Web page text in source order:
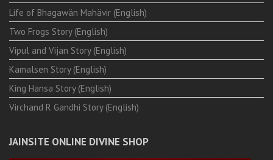
Life of Bhagawän Mahävir (English)
Two Frogs Story (English)
Vipul and Vijan Story (English)
Kamalsen Story (English)
King Hansa Story (English)
Virchand R Gandhi Story (English)
JAINSITE ONLINE DIVINE SHOP